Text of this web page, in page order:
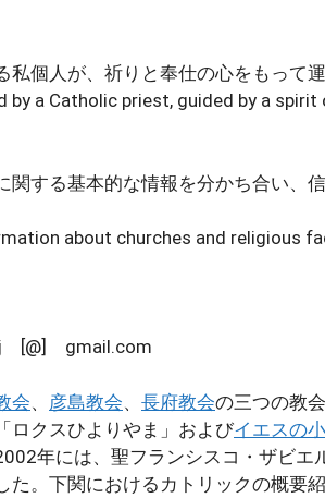
個人が、祈りと奉仕の心をもって運
a Catholic priest, guided by a spirit
関する基本的な情報を分かち合い、
about churches and religious
[@] gmail.com
会、 彦島教会、 長府教会の三つの教
ロクスひよりやま」およびイエスの
年には、聖フランシスコ・ザビエ
た。下関におけるカトリックの概要